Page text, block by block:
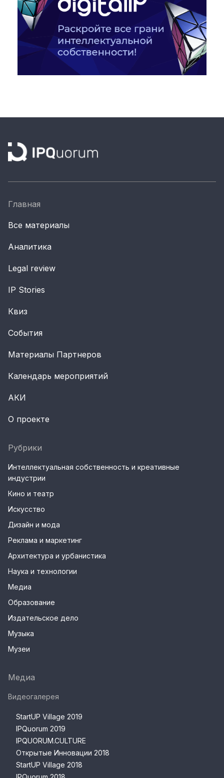
Архитектура и урбанистика
Наука и технологии
Медиа
Образование
Издательское дело
АКИ
Artists / Художники.РФ
Цифровой Сарафан
Главная
Все материалы
Аналитика
Legal review
IP Stories
Квиз
События
Материалы Партнеров
Календарь мероприятий
АКИ
О проекте
Рубрики
Интеллектуальная собственность и креативные
индустрии
Кино и театр
Искусство
Дизайн и мода
Реклама и маркетинг
Архитектура и урбанистика
Наука и технологии
Медиа
Образование
Издательское дело
Музыка
Музеи
Медиа
Видеогалерея
StartUP Village 2019
IPQuorum 2019
IPQUORUM.CULTURE
Открытые Инновации 2018
StartUP Village 2018